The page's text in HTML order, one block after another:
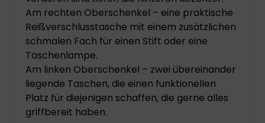
Am rechten Oberschenkel – eine praktische
Reißverschlusstasche mit einem zusätzlichen
schmalen Fach für einen Stift oder eine
Taschenlampe.
Am linken Oberschenkel – zwei übereinander
liegende Taschen, die einen funktionellen
Platz für diejenigen schaffen, die gerne alles
griffbereit haben.